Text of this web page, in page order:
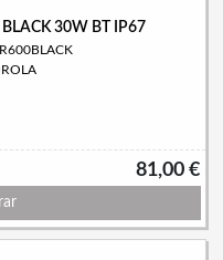
30W BT IP67
81,00 €